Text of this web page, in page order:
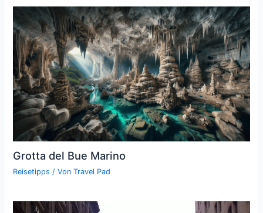
Grotta del Bue Marino
Reisetipps / VonTravel Pad